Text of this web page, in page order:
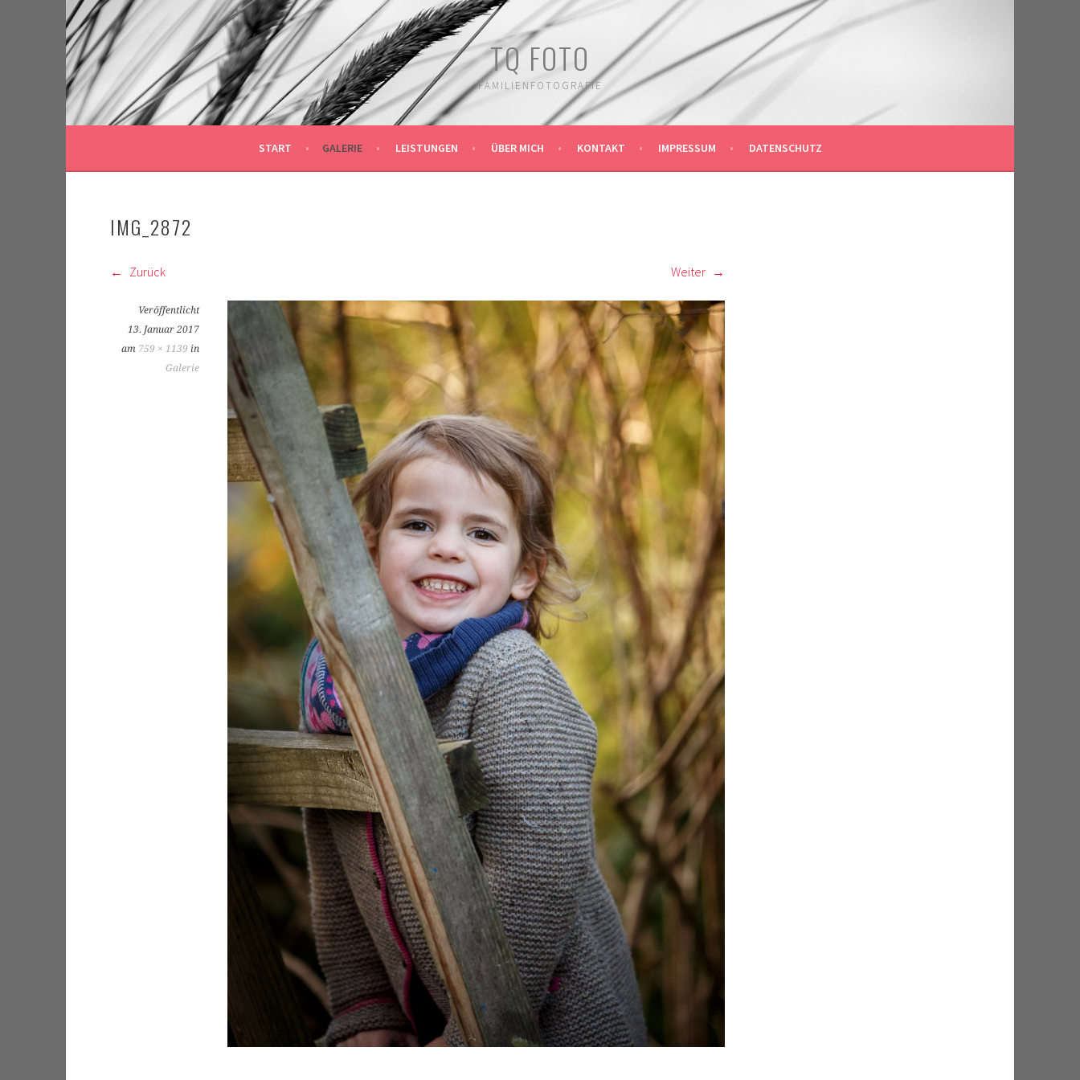
Springe
zum
Inhalt
TQ FOTO
FAMILIENFOTOGRAFIE
START GALERIE LEISTUNGEN ÜBER MICH KONTAKT IMPRESSUM DATENSCHUTZ
IMG_2872
Zurück Weiter
Veröffentlicht
13. Januar 2017
am 759 × 1139 in
Galerie